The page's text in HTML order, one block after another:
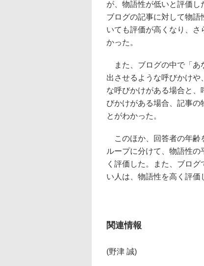
が、物語性が低いと評価し
ブログの記事に対して物
いても評価が高くなり、
かった。
また、ブログの中で「あ
出させるような呼びかけ
な呼びかけがある場合と
びかけがある場合、記事の
とがわかった。
このほか、回答者の年齢
ループに分けて、物語性
く評価した。また、ブロ
い人は、物語性を高く評価
関連情報
(野津 誠)